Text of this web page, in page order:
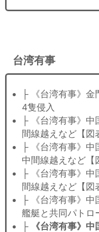
台湾有事
├ 《台湾有事》
4隻侵入
├ 《台湾有事》
間線越えなど【図
├ 《台湾有事》
中間線越えなど【
├ 《台湾有事》
間線越えなど【図
├ 《台湾有事》中
艦艇と共同パトロ
├
《台湾有事》